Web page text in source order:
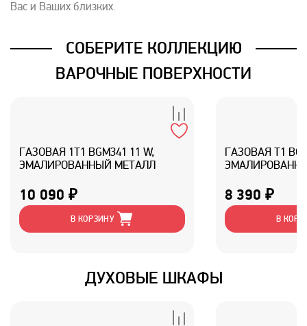
Вас и Ваших близких.
СОБЕРИТЕ КОЛЛЕКЦИЮ
ВАРОЧНЫЕ ПОВЕРХНОСТИ
ГАЗОВАЯ 1T1 BGM341 11 W,
ЭМАЛИРОВАННЫЙ МЕТАЛЛ
10 090 ₽
В КОРЗИНУ
ГАЗОВАЯ T1
8 390 ₽
В
ДУХОВЫЕ ШКАФЫ